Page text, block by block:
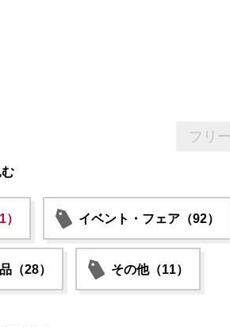
イベント・フェア（92）
（28） その他（11）